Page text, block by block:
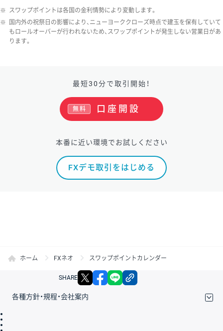
※ スワップポイントは各国の金利情勢により変動します。
※
国内外の祝祭日の影響により、ニューヨーククローズ時点で建玉を保有していて
もロールオーバーが行われないため、スワップポイントが発生しない営業日があ
ります。
最短30分で取引開始！
口座開設
無料
本番に近い環境でお試しください
FXデモ取引をはじめる
ホーム FXネオ スワップポイントカレンダー
SHARE X facebook
各種方針・規程・会社案内